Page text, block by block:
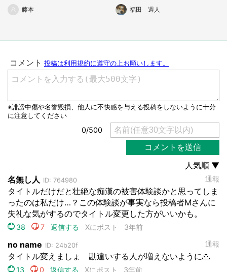
都道府選択
べてみると、それは...」（神
奈川県・40代女性）
藤本
ごそうとしていたら、高齢女
性が近づいてきて...」（千葉
福田 週人